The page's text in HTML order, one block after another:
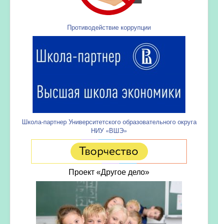
Противодействие коррупции
Школа-партнер Университетского образовательного округа
НИУ «ВШЭ»
Проект «Другое дело»